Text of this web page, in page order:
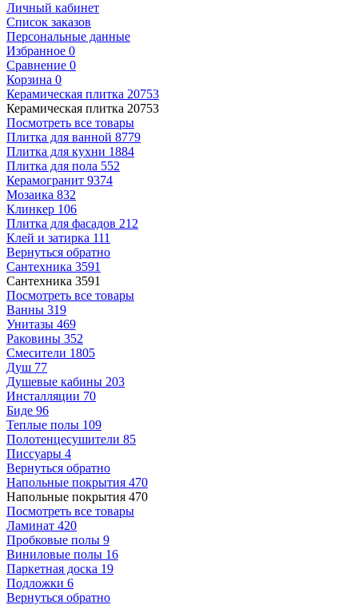
Личный кабинет
Список заказов
Персональные данные
Избранное 0
Сравнение 0
Корзина 0
Керамическая плитка 20753
Керамическая плитка 20753
Посмотреть все товары
Плитка для ванной 8779
Плитка для кухни 1884
Плитка для пола 552
Керамогранит 9374
Мозаика 832
Клинкер 106
Плитка для фасадов 212
Клей и затирка 111
Вернуться обратно
Сантехника 3591
Сантехника 3591
Посмотреть все товары
Ванны 319
Унитазы 469
Раковины 352
Смесители 1805
Душ 77
Душевые кабины 203
Инсталляции 70
Биде 96
Теплые полы 109
Полотенцесушители 85
Писсуары 4
Вернуться обратно
Напольные покрытия 470
Напольные покрытия 470
Посмотреть все товары
Ламинат 420
Пробковые полы 9
Виниловые полы 16
Паркетная доска 19
Подложки 6
Вернуться обратно